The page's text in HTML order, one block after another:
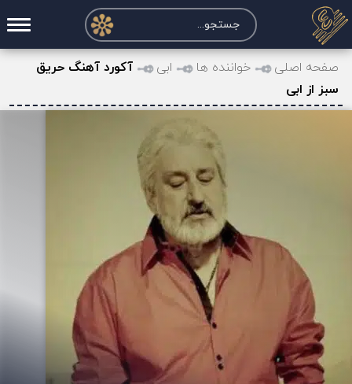
صفحه اصلی
درخواست آکورد
نت و تبلچر
تماس با ما
حساب کاربری
صفحه اصلی خواننده ها ابی
آکورد آهنگ حریق
سبز از ابی